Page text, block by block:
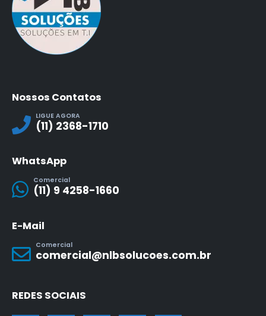
Nossos Contatos
LIGUE AGORA
(11) 2368-1710
WhatsApp
Comercial
(11) 9 4258-1660
E-Mail
Comercial
comercial@nlbsolucoes.com.br
REDES SOCIAIS